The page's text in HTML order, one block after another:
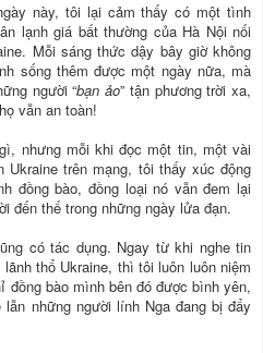
này, tôi lại cảm thấy có một tình
lạnh giá bất thường của Hà Nội nối
Mỗi sáng thức dậy bây giờ không
sống thêm được một ngày nữa, mà
người “bạn ảo” tận phương trời xa,
vẫn an toàn!
nhưng mỗi khi đọc một tin, một vài
trên mạng, tôi thấy xúc động
đồng bào, đồng loại nó vẫn đem lại
đến thế trong những ngày lửa đạn.
có tác dụng. Ngay từ khi nghe tin
thổ Ukraine, thì tôi luôn luôn niệm
đồng bào mình bên đó được bình yên,
những người lính Nga đang bị đẩy